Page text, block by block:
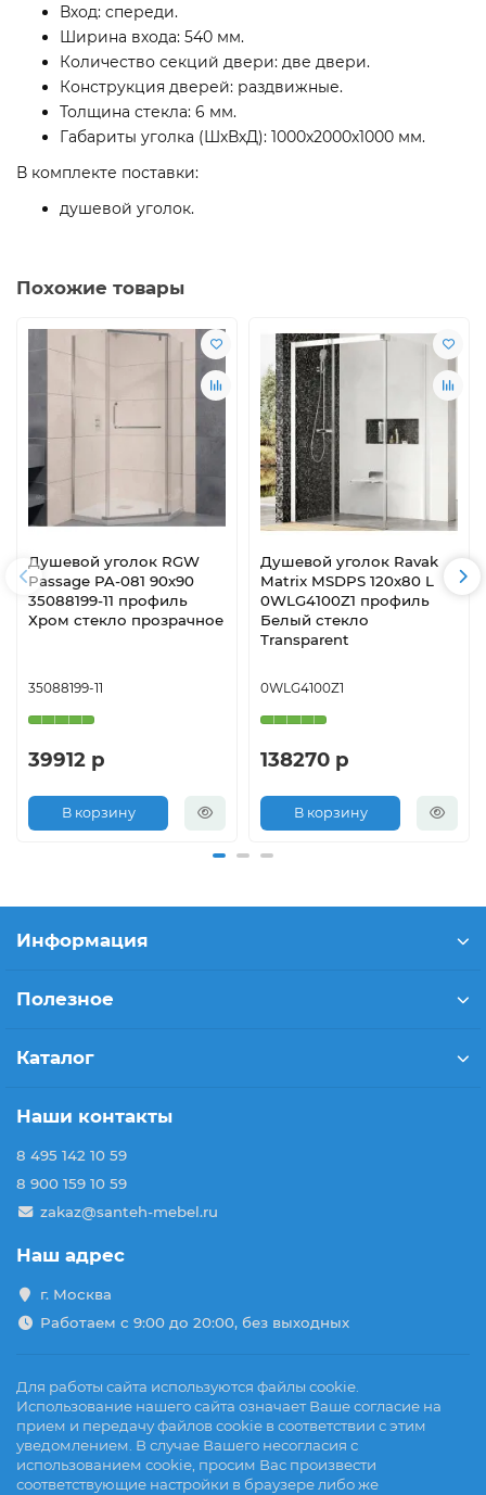
Вход: cпереди.
Ширина входа: 540 мм.
Количество секций двери: две двери.
Конструкция дверей: раздвижные.
Толщина стекла: 6 мм.
Габариты уголка (ШхВхД): 1000х2000х1000 мм.
В комплекте поставки:
душевой уголок.
Похожие товары
Душевой уголок RGW
Passage PA-081 90х90
35088199-11 профиль
Хром стекло прозрачное
35088199-11
39912 р
В корзину
Душевой уголок Ravak
Matrix MSDPS 120x80 L
0WLG4100Z1 профиль
Белый стекло
Transparent
0WLG4100Z1
138270 р
В корзину
Информация
Полезное
Каталог
Наши контакты
8 495 142 10 59
8 900 159 10 59
zakaz@santeh-mebel.ru
Наш адрес
г. Москва
Работаем с 9:00 до 20:00, без выходных
Для работы сайта используются файлы cookie.
Использование нашего сайта означает Ваше согласие на
прием и передачу файлов cookie в соответствии с этим
уведомлением. В случае Вашего несогласия с
использованием cookie, просим Вас произвести
соответствующие настройки в браузере либо же